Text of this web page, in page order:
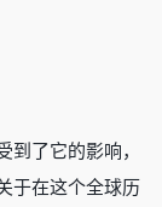
了它的影响，
于在这个全球历